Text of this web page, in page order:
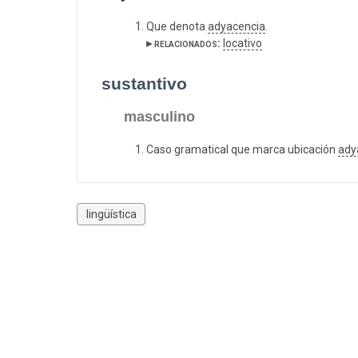
Que denotaadyacencia.
▸ relacionados: locativo
sustantivo
masculino
Caso gramatical que marca ubicación
lingüística